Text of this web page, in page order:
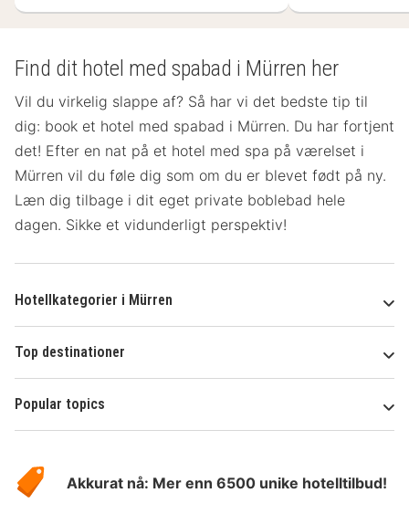
Find dit hotel med spabad i Mürren her
Vil du virkelig slappe af? Så har vi det bedste tip til
dig: book et hotel med spabad i Mürren. Du har fortjent
det! Efter en nat på et hotel med spa på værelset i
Mürren vil du føle dig som om du er blevet født på ny.
Læn dig tilbage i dit eget private boblebad hele
dagen. Sikke et vidunderligt perspektiv!
Hotellkategorier i Mürren
Top destinationer
Popular topics
Hotelspecials
Akkurat nå: Mer enn 6500 unike hotelltilbud!